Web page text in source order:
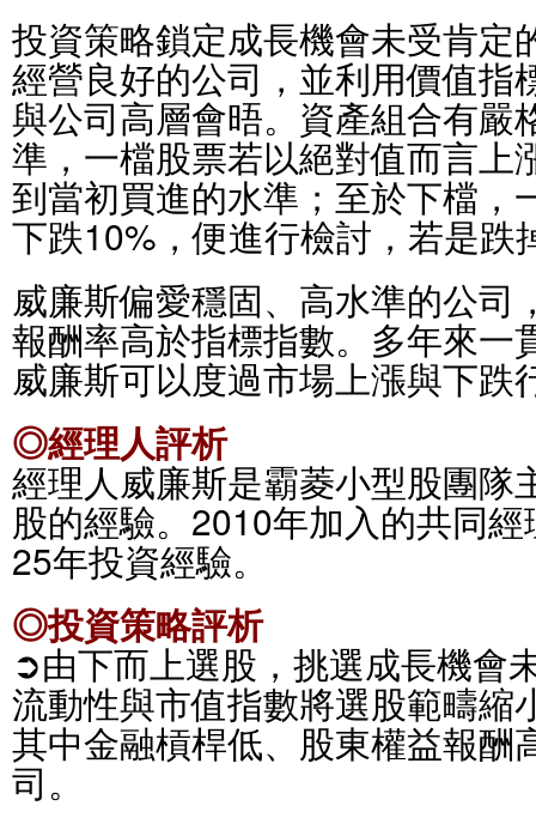
投資策略鎖定成長機會未受肯定
經營良好的公司，並利用價值指
與公司高層會晤。資產組合有嚴
準，一檔股票若以絕對值而言上
到當初買進的水準；至於下檔，
下跌10%，便進行檢討，若是跌
威廉斯偏愛穩固、高水準的公司
報酬率高於指標指數。多年來一
威廉斯可以度過市場上漲與下跌
◎經理人評析
經理人威廉斯是霸菱小型股團隊
股的經驗。2010年加入的共同
25年投資經驗。
◎投資策略評析
➲由下而上選股，挑選成長機會
流動性與市值指數將選股範疇縮
其中金融槓桿低、股東權益報酬
司。